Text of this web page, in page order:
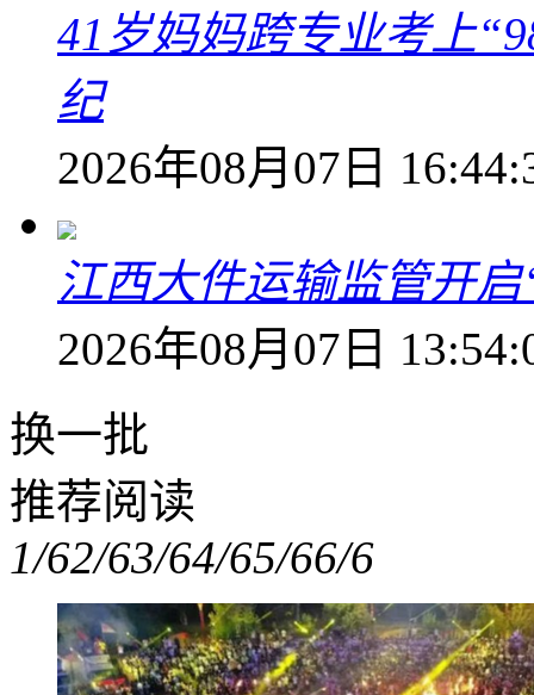
41岁妈妈跨专业考上
纪
2026年08月07日
江西大件运输监管开
2026年08月07日
换一批
推荐阅读
1/62/63/64/65/66/6